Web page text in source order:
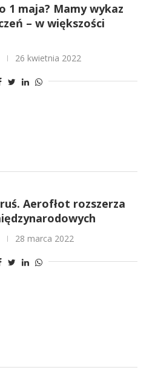
1 maja? Mamy wykaz
– w większości
26 kwietnia 2022
Aerofłot rozszerza
28 marca 2022